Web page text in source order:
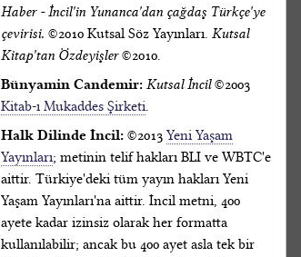
Haber - İncil'in Yunanca'dan çağdaş Türkçe'ye
çevirisi. ©2010 Kutsal Söz Yayınları. Kutsal
Kitap'tan Özdeyişler©2010.
Bünyamin Candemir: Kutsal İncil©2003
Kitab-ı Mukaddes Şirketi.
Halk Dilinde İncil: ©2013 Yeni Yaşam
Yayınları; metinin telif hakları BLI ve WBTC'e
aittir. Türkiye'deki tüm yayın hakları Yeni
Yaşam Yayınları'na aittir. İncil metni, 400
ayete kadar izinsiz olarak her formatta
kullanılabilir; ancak bu 400 ayet asla tek bir